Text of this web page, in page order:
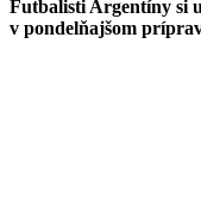
Futbalisti Argentíny si
v pondelňajšom